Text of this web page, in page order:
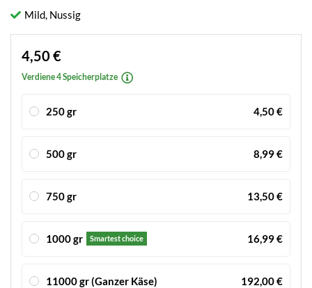
Mild, Nussig
4,50 €
Verdiene 4 Speicherplatze
250 gr 4,50 €
500 gr 8,99 €
750 gr 13,50 €
1000 gr Smartest choice 16,99 €
11000 gr (Ganzer Käse) 192,00 €